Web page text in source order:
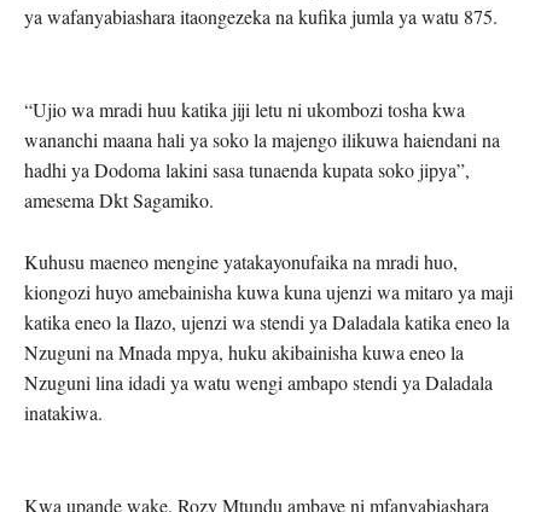
ya wafanyabiashara itaongezeka na kufika jumla ya watu 875.
“Ujio wa mradi huu katika jiji letu ni ukombozi tosha kwa
wananchi maana hali ya soko la majengo ilikuwa haiendani na
hadhi ya Dodoma lakini sasa tunaenda kupata soko jipya”,
amesema Dkt Sagamiko.
Kuhusu maeneo mengine yatakayonufaika na mradi huo,
kiongozi huyo amebainisha kuwa kuna ujenzi wa mitaro ya maji
katika eneo la Ilazo, ujenzi wa stendi ya Daladala katika eneo la
Nzuguni na Mnada mpya, huku akibainisha kuwa eneo la
Nzuguni lina idadi ya watu wengi ambapo stendi ya Daladala
inatakiwa.
Kwa upande wake, Rozy Mtundu ambaye ni mfanyabiashara